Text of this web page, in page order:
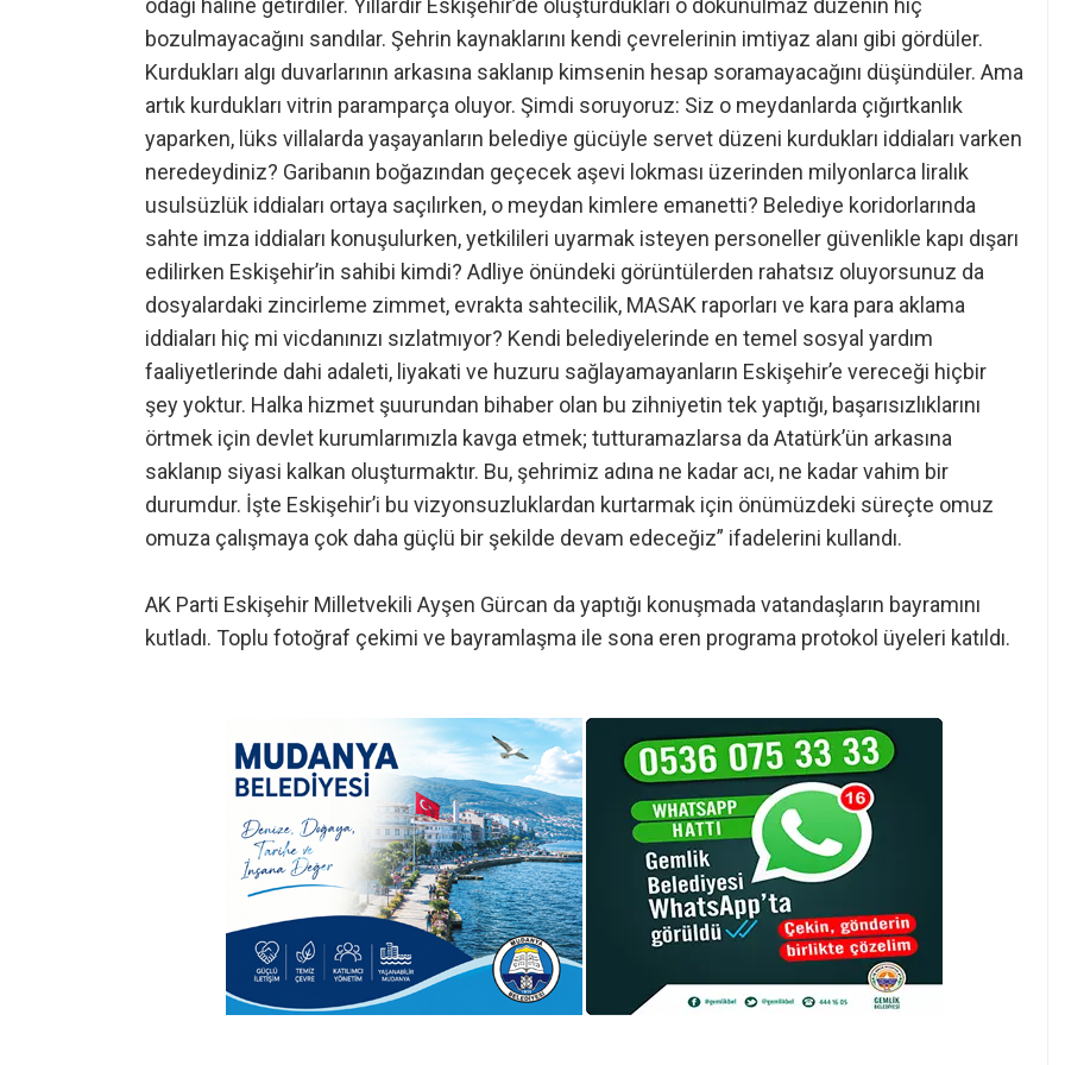
bozulmayacağını sandılar. Şehrin kaynaklarını kendi çevrelerinin imtiyaz alanı gibi gördüler.
Kurdukları algı duvarlarının arkasına saklanıp kimsenin hesap soramayacağını düşündüler. Ama
artık kurdukları vitrin paramparça oluyor. Şimdi soruyoruz: Siz o meydanlarda çığırtkanlık
yaparken, lüks villalarda yaşayanların belediye gücüyle servet düzeni kurdukları iddiaları varken
neredeydiniz? Garibanın boğazından geçecek aşevi lokması üzerinden milyonlarca liralık
usulsüzlük iddiaları ortaya saçılırken, o meydan kimlere emanetti? Belediye koridorlarında
sahte imza iddiaları konuşulurken, yetkilileri uyarmak isteyen personeller güvenlikle kapı dışarı
edilirken Eskişehir’in sahibi kimdi? Adliye önündeki görüntülerden rahatsız oluyorsunuz da
dosyalardaki zincirleme zimmet, evrakta sahtecilik, MASAK raporları ve kara para aklama
iddiaları hiç mi vicdanınızı sızlatmıyor? Kendi belediyelerinde en temel sosyal yardım
faaliyetlerinde dahi adaleti, liyakati ve huzuru sağlayamayanların Eskişehir’e vereceği hiçbir
şey yoktur. Halka hizmet şuurundan bihaber olan bu zihniyetin tek yaptığı, başarısızlıklarını
örtmek için devlet kurumlarımızla kavga etmek; tutturamazlarsa da Atatürk’ün arkasına
saklanıp siyasi kalkan oluşturmaktır. Bu, şehrimiz adına ne kadar acı, ne kadar vahim bir
durumdur. İşte Eskişehir’i bu vizyonsuzluklardan kurtarmak için önümüzdeki süreçte omuz
omuza çalışmaya çok daha güçlü bir şekilde devam edeceğiz” ifadelerini kullandı.
AK Parti Eskişehir Milletvekili Ayşen Gürcan da yaptığı konuşmada vatandaşların bayramını
kutladı. Toplu fotoğraf çekimi ve bayramlaşma ile sona eren programa protokol üyeleri katıldı.